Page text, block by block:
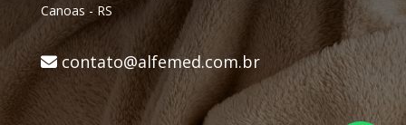
Canoas - RS
contato@alfemed.com.br